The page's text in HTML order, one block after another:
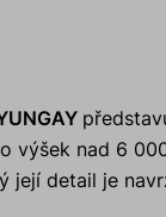
výšek nad 6
její detail je